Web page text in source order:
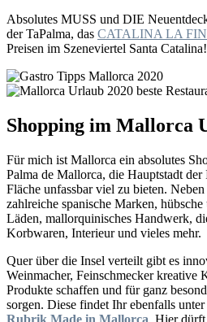
Absolutes MUSS und DIE
der TaPalma, das CATALINA LA
Preisen im Szeneviertel Santa
Shopping im Mallorca
Für mich ist Mallorca ein absolutes
Palma de Mallorca, die Hauptstadt der
Fläche unfassbar viel zu bieten.
zahlreiche spanische Marken,
Läden, mallorquinisches Handwerk,
Korbwaren, Interieur und vieles mehr.
Quer über die Insel verteilt gibt es
Weinmacher, Feinschmecker kreative
Produkte schaffen und für ganz
sorgen. Diese findet Ihr ebenfalls
Rubrik Made in Mallorca . Hier